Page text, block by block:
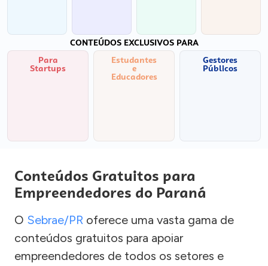
CONTEÚDOS EXCLUSIVOS PARA
Para
Startups
Estudantes
e
Educadores
Gestores
Públicos
Conteúdos Gratuitos para
Empreendedores do Paraná
O Sebrae/PR oferece uma vasta gama de
conteúdos gratuitos para apoiar
empreendedores de todos os setores e